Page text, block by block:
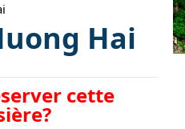
Hai
cette